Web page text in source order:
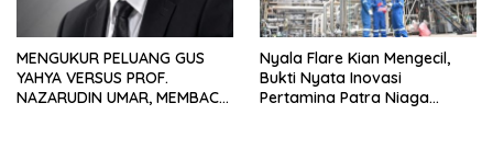
MENGUKUR PELUANG GUS
YAHYA VERSUS PROF.
NAZARUDIN UMAR, MEMBACA
Nyala Flare Kian Mengecil,
Bukti Nyata Inovasi
Pertamina Patra Niaga